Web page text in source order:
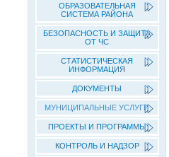
ОБРАЗОВАТЕЛЬНАЯ
СИСТЕМА РАЙОНА
БЕЗОПАСНОСТЬ И ЗАЩИТА
ОТ ЧС
СТАТИСТИЧЕСКАЯ
ИНФОРМАЦИЯ
ДОКУМЕНТЫ
МУНИЦИПАЛЬНЫЕ УСЛУГИ
ПРОЕКТЫ И ПРОГРАММЫ
КОНТРОЛЬ И НАДЗОР